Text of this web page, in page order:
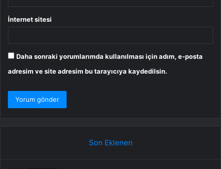
İnternet sitesi
Daha sonraki yorumlarımda kullanılması için adım, e-posta
adresim ve site adresim bu tarayıcıya kaydedilsin.
Son Eklenen